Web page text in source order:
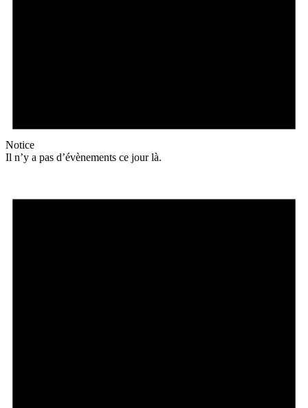
Notice
Il n’y a pas d’évènements ce jour là.